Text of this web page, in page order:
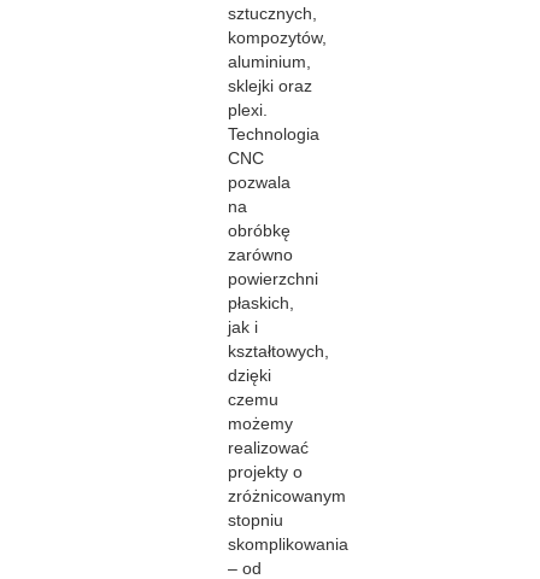
sztucznych,
kompozytów,
aluminium,
sklejki oraz
plexi.
Technologia
CNC
pozwala
na
obróbkę
zarówno
powierzchni
płaskich,
jak i
kształtowych,
dzięki
czemu
możemy
realizować
projekty o
zróżnicowanym
stopniu
skomplikowania
– od